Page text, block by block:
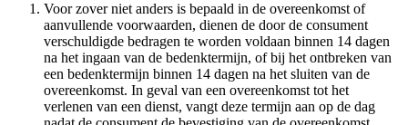
Voor zover niet anders is bepaald in de overeenkomst of
aanvullende voorwaarden, dienen de door de consument
verschuldigde bedragen te worden voldaan binnen 14 dagen
na het ingaan van de bedenktermijn, of bij het ontbreken van
een bedenktermijn binnen 14 dagen na het sluiten van de
overeenkomst. In geval van een overeenkomst tot het
verlenen van een dienst, vangt deze termijn aan op de dag